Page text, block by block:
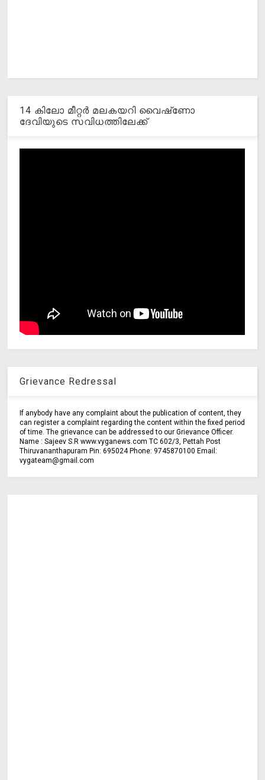
14 കിലോ മീറ്റര്‍ മലകയറി വൈഷ്‌ണോ
ദേവിയുടെ സവിധത്തിലേക്ക്
Grievance Redressal
If anybody have any complaint about the publication of content, they
can register a complaint regarding the content within the fixed period
of time. The grievance can be addressed to our Grievance Officer.
Name : Sajeev S.R www.vyganews.com TC 602/3, Pettah Post
Thiruvananthapuram Pin: 695024 Phone: 9745870100 Email:
vygateam@gmail.com